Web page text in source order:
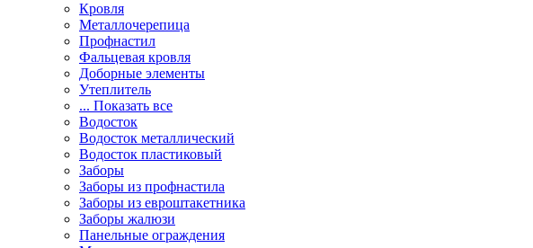
Кровля
Металлочерепица
Профнастил
Фальцевая кровля
Доборные элементы
Утеплитель
... Показать все
Водосток
Водосток металлический
Водосток пластиковый
Заборы
Заборы из профнастила
Заборы из евроштакетника
Заборы жалюзи
Панельные ограждения